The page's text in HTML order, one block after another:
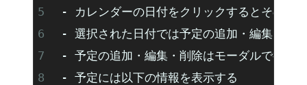
- カレンダーの日付をクリックするとその日
- 選択された日付では予定の追加・編集・削
- 予定の追加・編集・削除はモーダルで行う
- 予定には以下の情報を表示する